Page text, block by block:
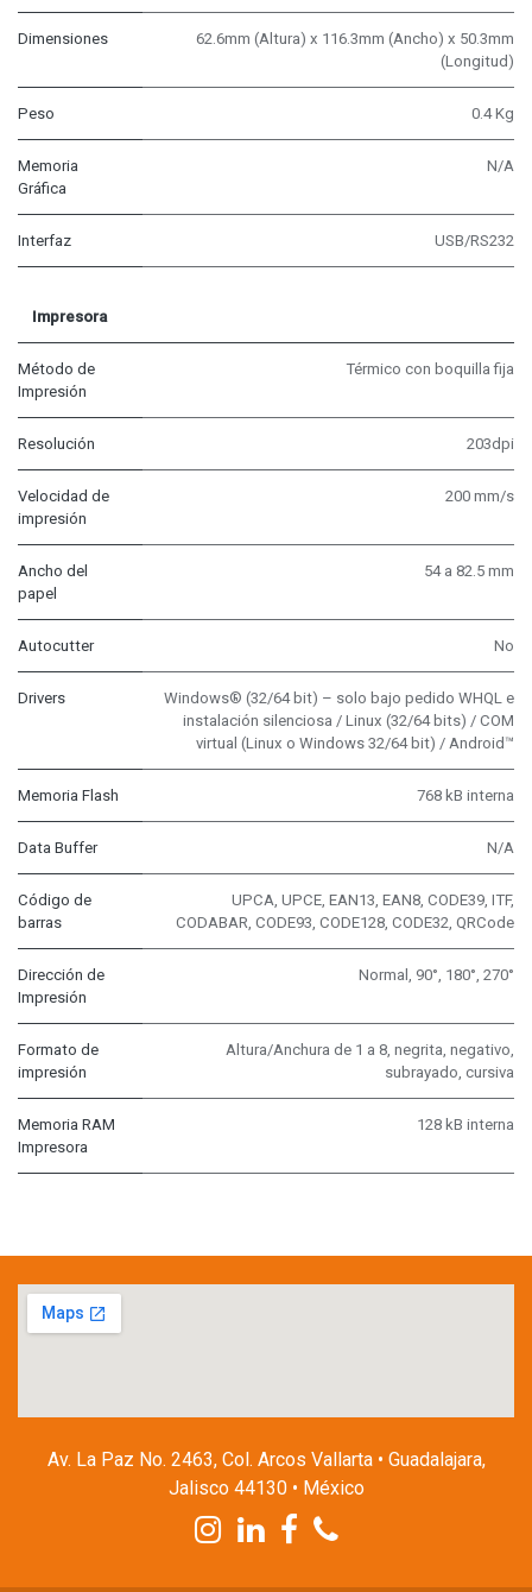
Dimensiones
62.6mm (Altura) x 116.3mm (Ancho) x 50.3mm
(Longitud)
Peso 0.4 Kg
Memoria
Gráfica
N/A
Interfaz USB/RS232
Impresora
Método de
Impresión
Térmico con boquilla fija
Resolución 203dpi
Velocidad de
impresión
200 mm/s
Ancho del
papel
54 a 82.5 mm
Autocutter No
Drivers
Windows® (32/64 bit) – solo bajo pedido WHQL e
instalación silenciosa / Linux (32/64 bits) / COM
virtual (Linux o Windows 32/64 bit) / Android™
Memoria Flash 768 kB interna
Data Buffer N/A
Código de
barras
UPCA, UPCE, EAN13, EAN8, CODE39, ITF,
CODABAR, CODE93, CODE128, CODE32, QRCode
Dirección de
Impresión
Normal, 90°, 180°, 270°
Formato de
impresión
Altura/Anchura de 1 a 8, negrita, negativo,
subrayado, cursiva
Memoria RAM
Impresora
128 kB interna
Av. La Paz No. 2463, Col. Arcos Vallarta • Guadalajara,
Jalisco 44130 • México